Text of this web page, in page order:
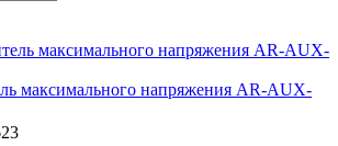
максимального напряжения AR-AUX-